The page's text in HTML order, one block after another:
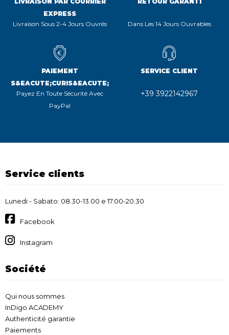
EXPRESS
Livraison Sous 2-4 Jours Ouvrés
Dans Les 14 Jours Ouvrables
PAIEMENT
S&EACUTE;CURIS&EACUTE;
Payez En Toute Sécurité Avec
PayPal
SERVICE CLIENT
+39 3922142967
Service clients
Lunedi - Sabato: 08.30-13.00 e 17.00-20.30
Facebook
Instagram
Société
Qui nous sommes
InDigo ACADEMY
Authenticité garantie
Paiements